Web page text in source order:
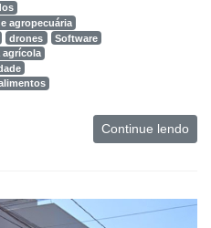
agropecuária
drones
Software
agrícola
Continue lendo